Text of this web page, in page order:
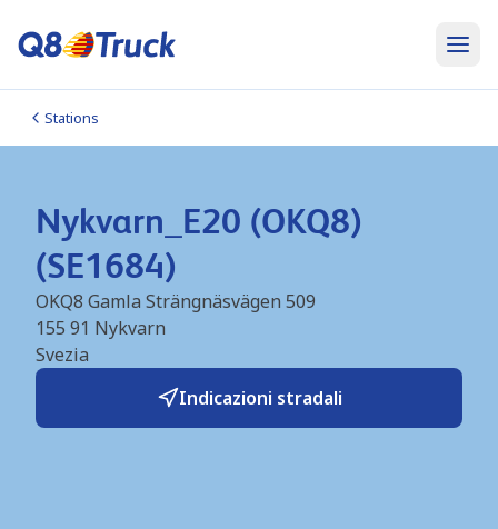
Stations
Nykvarn_E20 (OKQ8)
(SE1684)
OKQ8 Gamla Strängnäsvägen 509
155 91 Nykvarn
Svezia
Indicazioni stradali